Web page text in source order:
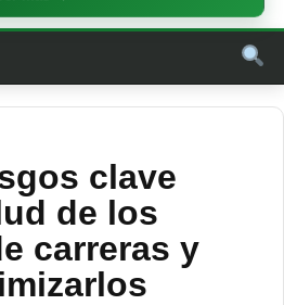
clave
de los
carreras y